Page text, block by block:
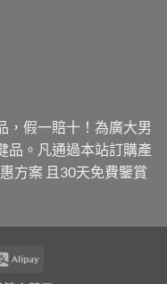
，假一賠十！為廣大男
品。凡通過本站訂購產
方案 且30天免費鑒賞
Alipay